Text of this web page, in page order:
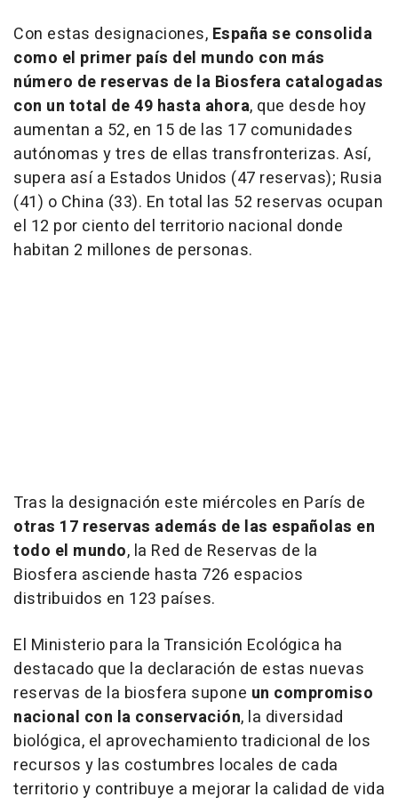
Con estas designaciones, España se consolida
como el primer país del mundo con más
número de reservas de la Biosfera catalogadas
con un total de 49 hasta ahora, que desde hoy
aumentan a 52, en 15 de las 17 comunidades
autónomas y tres de ellas transfronterizas. Así,
supera así a Estados Unidos (47 reservas); Rusia
(41) o China (33). En total las 52 reservas ocupan
el 12 por ciento del territorio nacional donde
habitan 2 millones de personas.
Tras la designación este miércoles en París de
otras 17 reservas además de las españolas en
todo el mundo, la Red de Reservas de la
Biosfera asciende hasta 726 espacios
distribuidos en 123 países.
El Ministerio para la Transición Ecológica ha
destacado que la declaración de estas nuevas
reservas de la biosfera supone un compromiso
nacional con la conservación, la diversidad
biológica, el aprovechamiento tradicional de los
recursos y las costumbres locales de cada
territorio y contribuye a mejorar la calidad de vida